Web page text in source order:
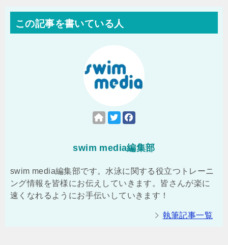
この記事を書いている人
swim media編集部
swim media編集部です。水泳に関する役立つトレーニ
ング情報を皆様にお伝えしていきます。皆さんが楽に
速くなれるようにお手伝いしていきます！
執筆記事一覧